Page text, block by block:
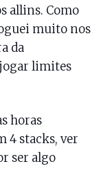
allins. Como
muito nos
da
jogar limites
horas
4 stacks, ver
ser algo